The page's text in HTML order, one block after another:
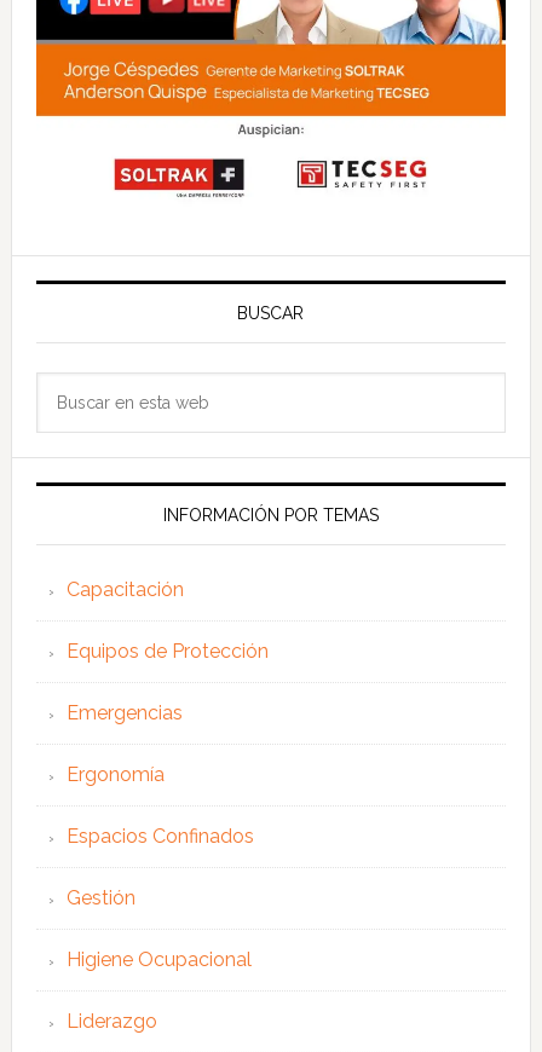
BUSCAR
web
INFORMACIÓN POR TEMAS
Capacitación
Equipos de Protección
Emergencias
Ergonomía
Espacios Confinados
Gestión
Higiene Ocupacional
Liderazgo